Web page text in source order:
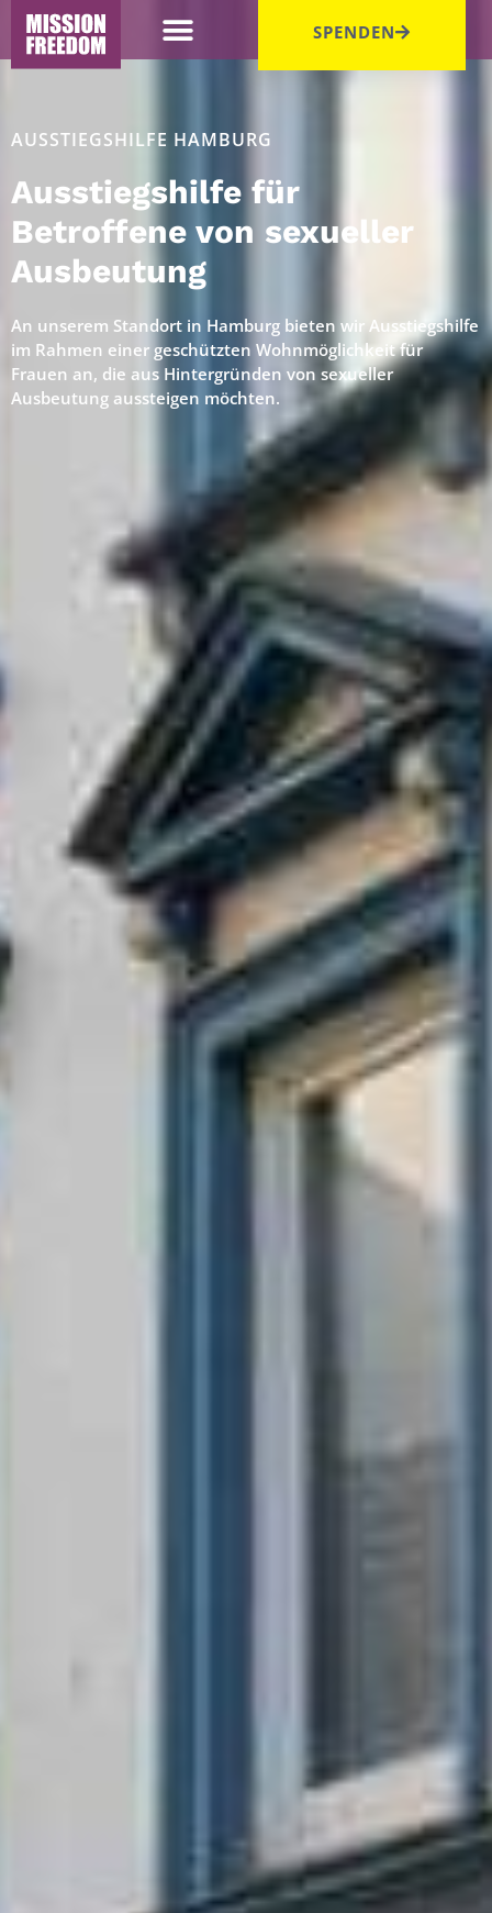
SPENDEN
AUSSTIEGSHILFE HAMBURG
Ausstiegshilfe für
Betroffene von sexueller
Ausbeutung
An unserem Standort in Hamburg bieten wir Ausstiegshilfe
im Rahmen einer geschützten Wohnmöglichkeit für
Frauen an, die aus Hintergründen von sexueller
Ausbeutung aussteigen möchten.